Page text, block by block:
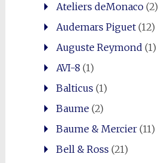
Ateliers deMonaco(2)
Audemars Piguet(12)
Auguste Reymond (1)
AVI-8 (1)
Balticus (1)
Baume(2)
Baume & Mercier(11)
Bell & Ross (21)